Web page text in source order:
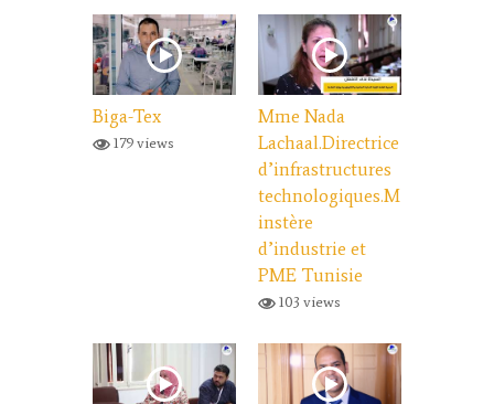
Biga-Tex
179 views
Mme Nada
Lachaal.Directrice
d’infrastructures
technologiques.M
instère
d’industrie et
PME Tunisie
103 views